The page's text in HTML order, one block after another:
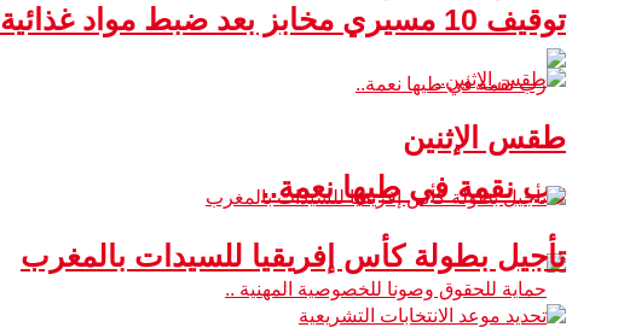
رب نقمة في طيها نعمة..
توقيف 10 مسيري مخابز بعد ضبط مواد غذائية غير صالحة للاستهلاك
طقس الإثنين
تأجيل بطولة كأس إفريقيا للسيدات بالمغرب